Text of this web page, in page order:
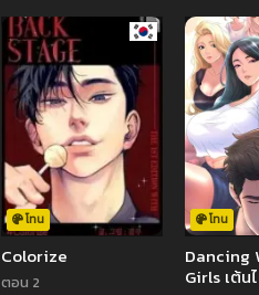
โทน
Colorize
ตอน 2
โทน
Dancing
Girls เต้น